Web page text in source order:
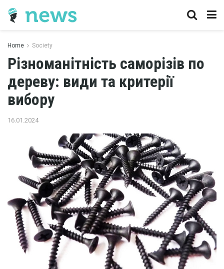
Home Society
Різноманітність саморізів по
дереву: види та критерії
вибору
16.01.2024